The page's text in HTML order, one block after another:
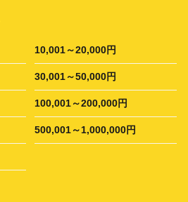
10,001～20,000円
30,001～50,000円
100,001～200,000円
500,001～1,000,000円